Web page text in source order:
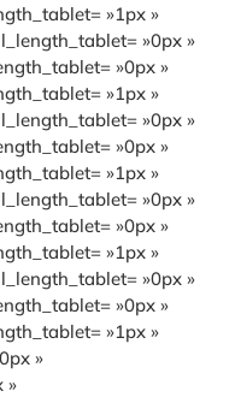
»1px »
»0px »
»0px »
»1px »
»0px »
»0px »
»1px »
»0px »
»0px »
»1px »
»0px »
»0px »
»1px »
»
»